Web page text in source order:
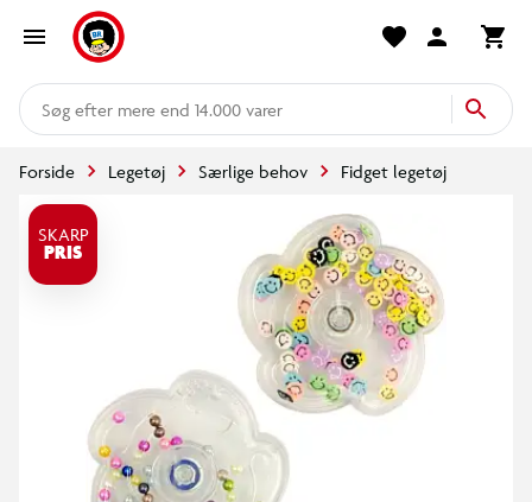
mere end 14.000 varer
Forside Legetøj Særlige behov Fidget legetøj
SKARP
PRIS